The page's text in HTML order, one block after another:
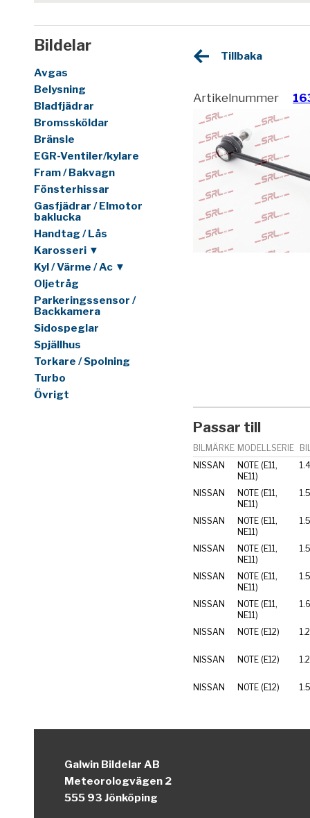
Bildelar
Avgas
Belysning
Bladfjädrar
Bromssköldar
Bränsle
EGR-Ventiler/kylare
Fram / Bakvagn
Fönsterhissar
Gasfjädrar / Elmotor
baklucka
Handtag / Lås
Karosseri ▼
Kyl / Värme / Ac ▼
Oljetråg
Parkeringssensor /
Backkamera
Sidospeglar
Spjällhus
Torkare / Spolning
Turbo
Övrigt
Tillbaka
Artikelnummer
Passar till
BILMÄRKE MODELLSERIE
NISSAN
NOTE (E11,
NE11)
NISSAN
NOTE (E11,
NE11)
NISSAN
NOTE (E11,
NE11)
NISSAN
NOTE (E11,
NE11)
NISSAN
NOTE (E11,
NE11)
NISSAN
NOTE (E11,
NE11)
NISSAN NOTE (E12) 1.2
NISSAN NOTE (E12)
NISSAN NOTE (E12)
Galwin Bildelar AB
Meteorologvägen 2
555 93 Jönköping